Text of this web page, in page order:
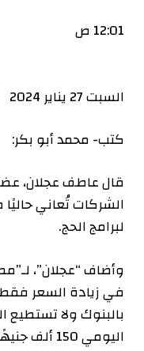
12:01 ص
السبت 27 يناير 2024
كتب- محمد أبو بكر:
قال عاطف عجلان،
الشركات تُعاني
لبرامج الحج.
وأضاف “عجلان”،
في زيادة السعر
بالبنوك ولا
اليومي 150 ألف جنيهًا”.